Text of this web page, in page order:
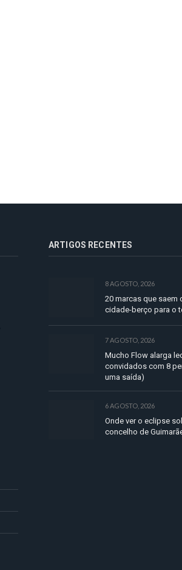
ARTIGOS RECENTES
8 AGOSTO, 2026
20 marcas que saem
cidade-berço para o
7 AGOSTO, 2026
Mucho Flow alarga
convidados com 8
uma saída)
6 AGOSTO, 2026
Onde ver o eclipse
concelho de